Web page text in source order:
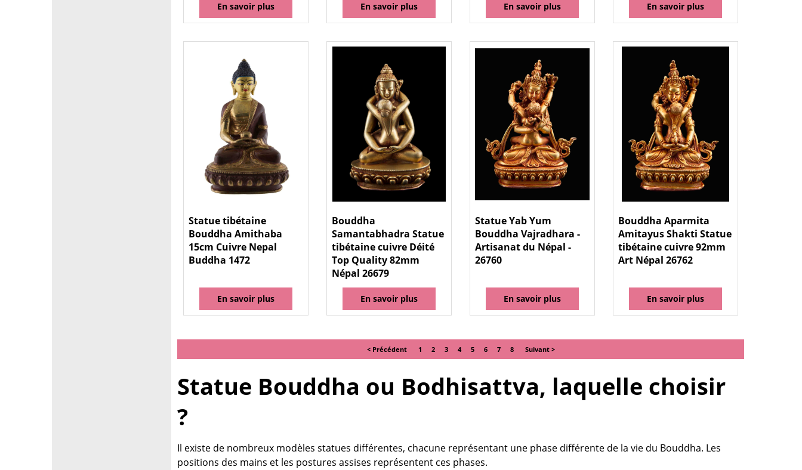
En savoir plus En savoir plus En savoir plus En savoir plus
Statue tibétaine
Bouddha Amithaba
15cm Cuivre Nepal
Buddha 1472
En savoir plus
Bouddha
Samantabhadra Statue
tibétaine cuivre Déité
Top Quality 82mm
Népal 26679
En savoir plus
Statue Yab Yum
Bouddha Vajradhara -
Artisanat du Népal -
26760
En savoir plus
Bouddha Aparmita
Amitayus Shakti Statue
tibétaine cuivre 92mm
Art Népal 26762
En savoir plus
< Précédent 1 2 3 4 5 6 7 8 Suivant >
Statue Bouddha ou Bodhisattva, laquelle choisir
?
Il existe de nombreux modèles statues différentes, chacune représentant une phase différente de la vie du Bouddha. Les
positions des mains et les postures assises représentent ces phases.